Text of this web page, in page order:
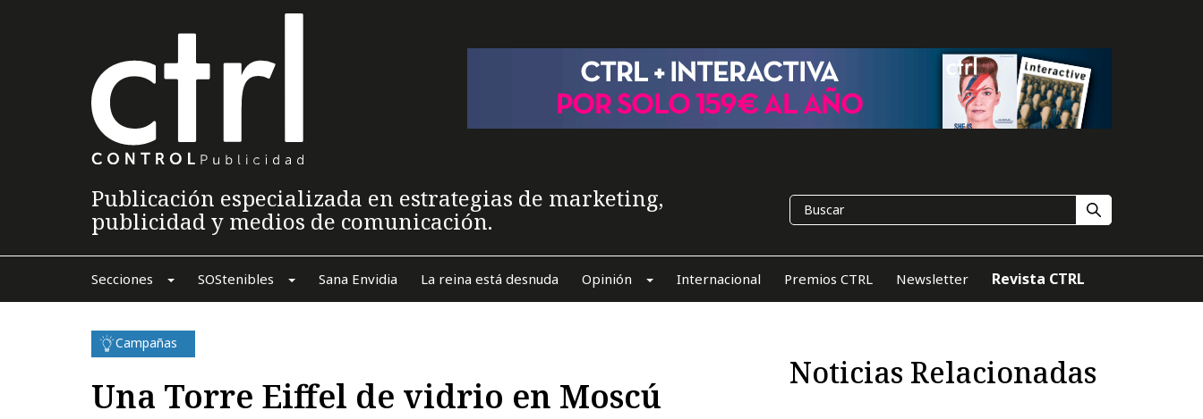
Publicación especializada en estrategias de marketing,
publicidad y medios de comunicación.
Secciones SOStenibles Sana Envidia La reina está desnuda Opinión Internacional Premios CTRL Newsletter Revista CTRL
Campañas
Una Torre Eiffel de vidrio en Moscú
Noticias Relacionadas